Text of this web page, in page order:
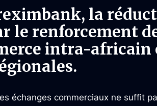
la
le renforcement
intra-africain
échanges commerciaux ne suffit